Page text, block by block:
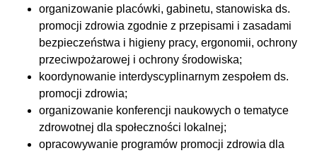
organizowanie placówki, gabinetu, stanowiska ds.
promocji zdrowia zgodnie z przepisami i zasadami
bezpieczeństwa i higieny pracy, ergonomii, ochrony
przeciwpożarowej i ochrony środowiska;
koordynowanie interdyscyplinarnym zespołem ds.
promocji zdrowia;
organizowanie konferencji naukowych o tematyce
zdrowotnej dla społeczności lokalnej;
opracowywanie programów promocji zdrowia dla